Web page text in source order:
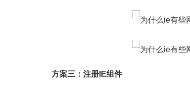
方案三：注册IE组件